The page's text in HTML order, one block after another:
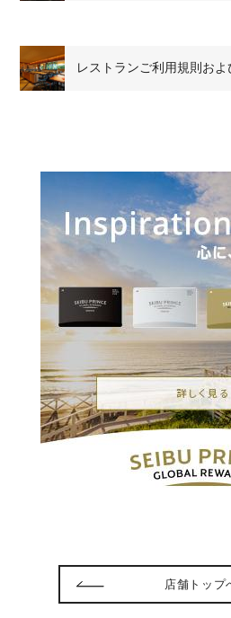
レストランご利用規則お
店舗トップ